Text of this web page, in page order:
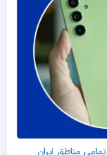
مناطق ایران